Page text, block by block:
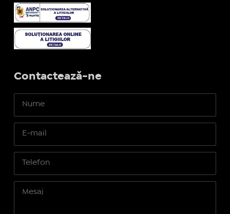
Contactează-ne